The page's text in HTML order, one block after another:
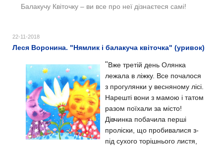
Балакучу Квіточку – ви все про неї дізнаєтеся самі!
22-11-2018
Леся Воронина. "Нямлик і балакуча квіточка" (уривок)
"Вже третій день Олянка
лежала в ліжку. Все почалося
з прогулянки у весняному лісі.
Нарешті вони з мамою і татом
разом поїхали за місто!
Дівчинка побачила перші
проліски, що пробивалися з-
під сухого торішнього листя,